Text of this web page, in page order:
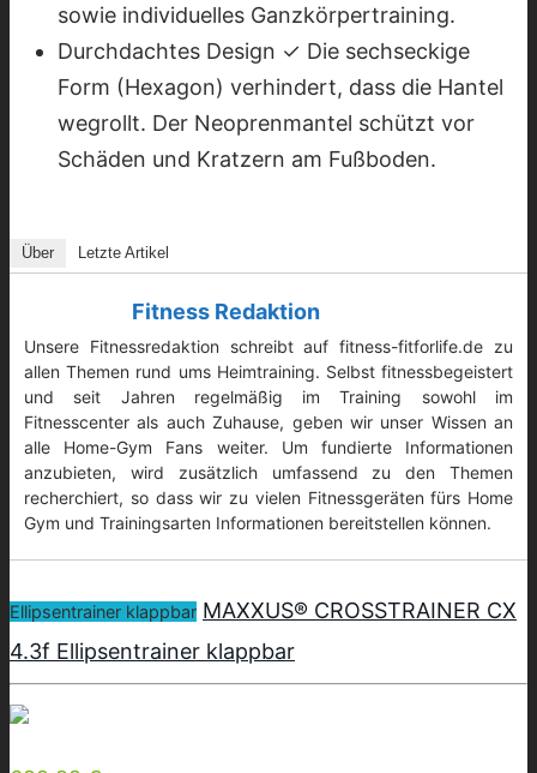
sowie individuelles Ganzkörpertraining.
Durchdachtes Design ✓ Die sechseckige
Form (Hexagon) verhindert, dass die Hantel
wegrollt. Der Neoprenmantel schützt vor
Schäden und Kratzern am Fußboden.
Über Letzte Artikel
Fitness Redaktion
Unsere Fitnessredaktion schreibt auf fitness-fitforlife.de zu
allen Themen rund ums Heimtraining. Selbst fitnessbegeistert
und seit Jahren regelmäßig im Training sowohl im
Fitnesscenter als auch Zuhause, geben wir unser Wissen an
alle Home-Gym Fans weiter. Um fundierte Informationen
anzubieten, wird zusätzlich umfassend zu den Themen
recherchiert, so dass wir zu vielen Fitnessgeräten fürs Home
Gym und Trainingsarten Informationen bereitstellen können.
Ellipsentrainer klappbar MAXXUS® CROSSTRAINER CX
4.3f Ellipsentrainer klappbar